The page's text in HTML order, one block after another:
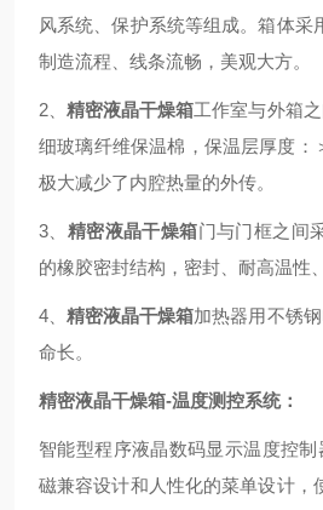
风系统、保护系统等组成。箱体采
制造流程、线条流畅，美观大方。
2、精密液晶干燥箱工作室与外箱
细玻璃纤维保温棉，保温层厚度：
极大减少了内腔热量的外传。
3、 精密液晶干燥箱门与门框之间
的橡胶密封结构，密封、耐高温性
4、精密液晶干燥箱加热器用不锈
命长。
精密液晶干燥箱-温度测控系统：
智能型程序液晶数码显示温度控制
磁兼容设计和人性化的菜单设计，